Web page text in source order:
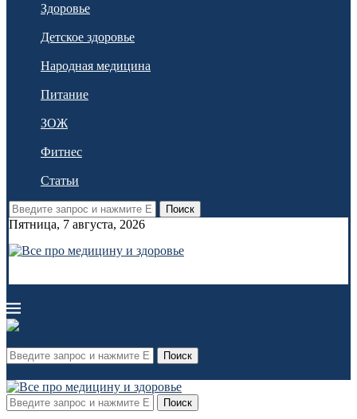
Здоровье
Детское здоровье
Народная медицина
Питание
ЗОЖ
Фитнес
Статьи
Поиск
Пятница, 7 августа, 2026
Поиск
Поиск